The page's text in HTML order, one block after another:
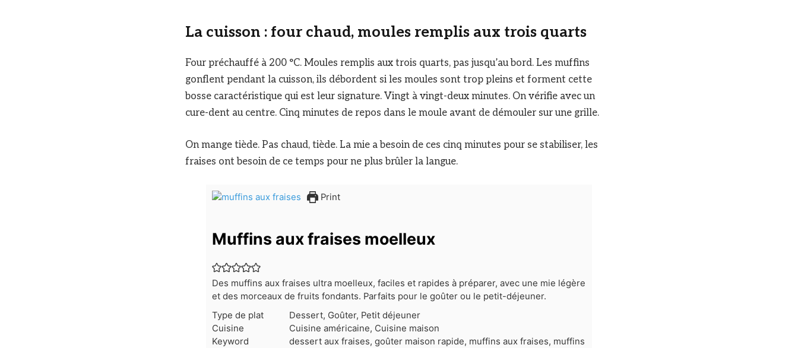
La cuisson : four chaud, moules remplis aux trois quarts
Four préchauffé à 200 °C. Moules remplis aux trois quarts, pas jusqu’au bord. Les muffins
gonflent pendant la cuisson, ils débordent si les moules sont trop pleins et forment cette
bosse caractéristique qui est leur signature. Vingt à vingt-deux minutes. On vérifie avec un
cure-dent au centre. Cinq minutes de repos dans le moule avant de démouler sur une grille.
On mange tiède. Pas chaud, tiède. La mie a besoin de ces cinq minutes pour se stabiliser, les
fraises ont besoin de ce temps pour ne plus brûler la langue.
Print
Muffins aux fraises moelleux
Des muffins aux fraises ultra moelleux, faciles et rapides à préparer, avec une mie légère
et des morceaux de fruits fondants. Parfaits pour le goûter ou le petit-déjeuner.
Type de plat
Dessert, Goûter, Petit déjeuner
Cuisine
Cuisine américaine, Cuisine maison
Keyword
dessert aux fraises, goûter maison rapide, muffins aux fraises, muffins